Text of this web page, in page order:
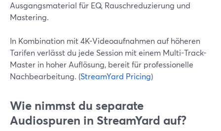
Ausgangsmaterial für EQ, Rauschreduzierung und
Mastering.
In Kombination mit 4K-Videoaufnahmen auf höheren
Tarifen verlässt du jede Session mit einem Multi-Track-
Master in hoher Auflösung, bereit für professionelle
Nachbearbeitung. (StreamYard Pricing)
Wie nimmst du separate
Audiospuren in StreamYard auf?